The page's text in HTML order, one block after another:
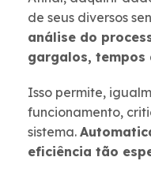
de seus diversos
análise do
gargalos, tempos
Isso permite,
funcionamento,
sistema.
eficiência tão